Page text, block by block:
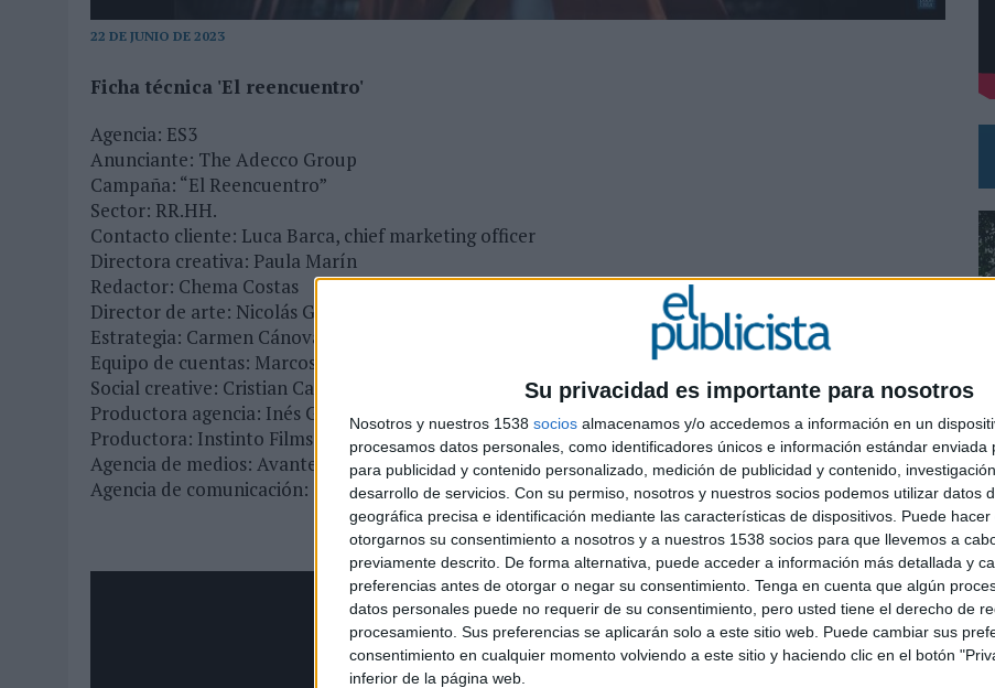
Su privacidad es importante para nosotros
Nosotros y nuestros 1538 socios almacenamos y/o accedemos a información en un
procesamos datos personales, como identificadores únicos e información estándar enviada
para publicidad y contenido personalizado, medición de publicidad y contenido,
desarrollo de servicios. Con su permiso, nosotros y nuestros socios podemos utilizar datos
geográfica precisa e identificación mediante las características de dispositivos. Puede hacer
otorgarnos su consentimiento a nosotros y a nuestros 1538 socios para que llevemos a
previamente descrito. De forma alternativa, puede acceder a información más detallada y
preferencias antes de otorgar o negar su consentimiento. Tenga en cuenta que algún
datos personales puede no requerir de su consentimiento, pero usted tiene el derecho de
procesamiento. Sus preferencias se aplicarán solo a este sitio web. Puede cambiar sus
consentimiento en cualquier momento volviendo a este sitio y haciendo clic en el botón
inferior de la página web.
03/08/2026 | ‘VUELVE EL FÚTBOL. VUELVE A SOÑAR’, DE VML PARA MOVISTAR
22 DE JUNIO DE 2023
Ficha técnica 'El reencuentro'
Agencia: ES3
Anunciante: The Adecco Group
Campaña: “El Reencuentro”
Sector: RR.HH.
Contacto cliente: Luca Barca, chief marketing officer
Directora creativa: Paula Marín
Redactor: Chema Costas
Director de arte: Nicolás Grasso
Estrategia: Carmen Cánovas (PS21)
Equipo de cuentas: Marcos Martín y Raquel Santos
Social creative: Cristian Cala (MeMe)
Productora agencia: Inés Gallego (PS21)
Productora: Instinto Films
Agencia de medios: Avante
Agencia de comunicación: Trescom